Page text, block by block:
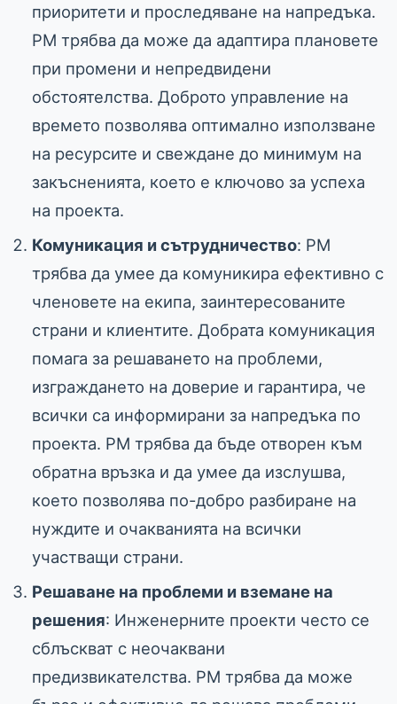
приоритети и проследяване на напредъка.
PM трябва да може да адаптира плановете
при промени и непредвидени
обстоятелства. Доброто управление на
времето позволява оптимално използване
на ресурсите и свеждане до минимум на
закъсненията, което е ключово за успеха
на проекта.
Комуникация и сътрудничество: PM
трябва да умее да комуникира ефективно с
членовете на екипа, заинтересованите
страни и клиентите. Добрата комуникация
помага за решаването на проблеми,
изграждането на доверие и гарантира, че
всички са информирани за напредъка по
проекта. PM трябва да бъде отворен към
обратна връзка и да умее да изслушва,
което позволява по-добро разбиране на
нуждите и очакванията на всички
участващи страни.
Решаване на проблеми и вземане на
решения: Инженерните проекти често се
сблъскват с неочаквани
предизвикателства. PM трябва да може